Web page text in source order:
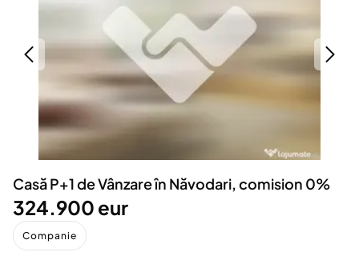
Animale de companie
Afaceri și echipamente profesionale
Inchiriere Bunuri si Vehicule
Utilaje agricole si industriale
Piese auto si accesorii
Dacia Duster
Casă P+1 de Vânzare în Năvodari, comision 0%
324.900 eur
Companie